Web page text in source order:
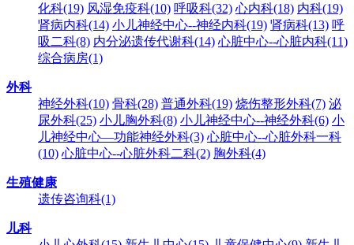
化科(19) 风湿免疫科(10) 呼吸科(32) 心内科(18) 内科(19)
肾病内科(14) 小儿神经中心--神经内科(19) 肾病科(13) 呼
吸二科(8) 内分泌遗传代谢科(14) 心脏中心--心脏内科(11)
综合病房(1)
外科
神经外科(10) 骨科(28) 普通外科(19) 烧伤整形外科(7) 泌
尿外科(25) 小儿胸外科(8) 小儿神经中心--神经外科(6) 小
儿神经中心—功能神经外科(3) 心脏中心--心脏外科一科
(10) 心脏中心--心脏外科二科(2) 胸外科(4)
生殖健康
遗传咨询科(1)
儿科